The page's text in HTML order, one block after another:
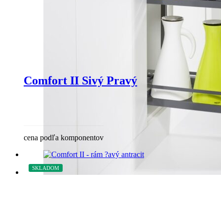
Comfort II Sivý Pravý
cena podľa komponentov
SKLADOM